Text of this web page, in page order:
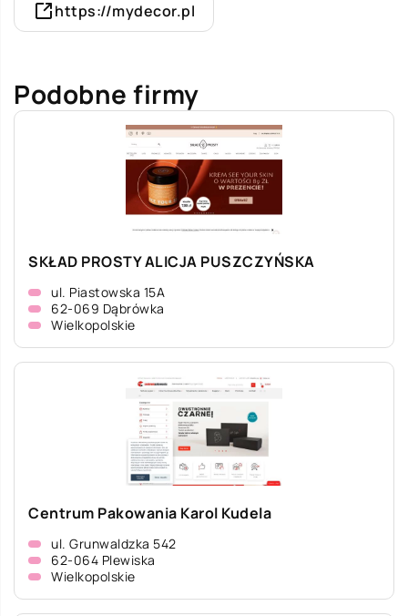
https://mydecor.pl
Podobne firmy
SKŁAD PROSTY ALICJA PUSZCZYŃSKA
ul. Piastowska 15A
62-069 Dąbrówka
Wielkopolskie
Centrum Pakowania Karol Kudela
ul. Grunwaldzka 542
62-064 Plewiska
Wielkopolskie